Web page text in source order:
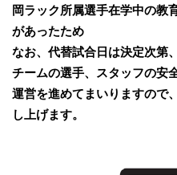
岡ラック所属選手在学中の教
があったため
なお、代替試合日は決定次第
チームの選手、スタッフの安
運営を進めてまいりますので
し上げます。